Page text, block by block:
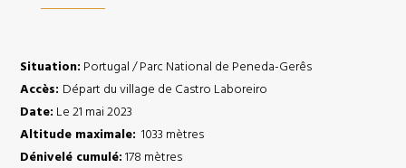
Situation: Portugal / Parc National de Peneda-Gerês
Accès: Départ du village de Castro Laboreiro
Date: Le 21 mai 2023
Altitude maximale: 1033 mètres
Dénivelé cumulé: 178 mètres